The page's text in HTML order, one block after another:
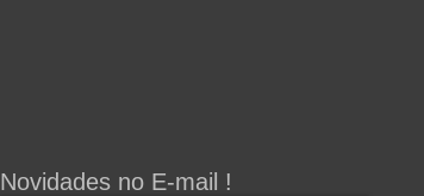
Novidades no E-mail !